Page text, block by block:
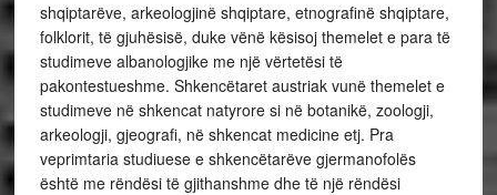
shqiptarëve, arkeologjinë shqiptare, etnografinë shqiptare,
folklorit, të gjuhësisë, duke vënë kësisoj themelet e para të
studimeve albanologjike me një vërtetësi të
pakontestueshme. Shkencëtaret austriak vunë themelet e
studimeve në shkencat natyrore si në botanikë, zoologji,
arkeologji, gjeografi, në shkencat medicine etj. Pra
veprimtaria studiuese e shkencëtarëve gjermanofolës
është me rëndësi të gjithanshme dhe të një rëndësi